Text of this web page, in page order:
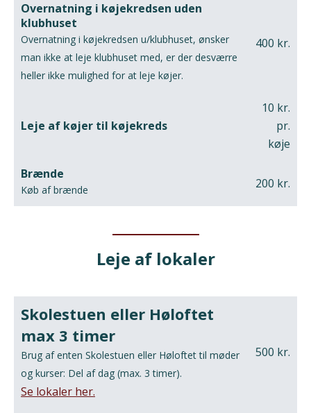
Overnatning i køjekredsen uden
klubhuset
Overnatning i køjekredsen u/klubhuset, ønsker
man ikke at leje klubhuset med, er der desværre
heller ikke mulighed for at leje køjer.
400 kr.
Leje af køjer til køjekreds
10 kr.
pr.
køje
Brænde
Køb af brænde 200 kr.
Leje af lokaler
Skolestuen eller Høloftet
max 3 timer
Brug af enten Skolestuen eller Høloftet til møder
og kurser: Del af dag (max. 3 timer).
Se lokaler her.
500 kr.